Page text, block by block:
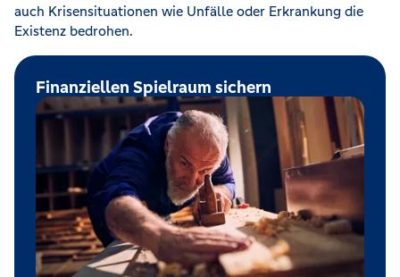
auch Krisensituationen wie Unfälle oder Erkrankung die
Existenz bedrohen.
Finanziellen Spielraum sichern